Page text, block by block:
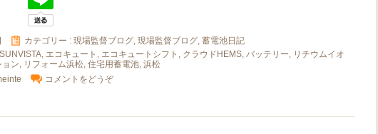
カテゴリー : 現場監督ブログ, 現場監督ブログ, 蓄電池日記
SUNVISTA, エコキュート , エコキュートシフト , クラウドHEMS, バッテリー, リチウムイオ
ョン, リフォーム浜松, 住宅用蓄電池, 浜松
コメントをどうぞ